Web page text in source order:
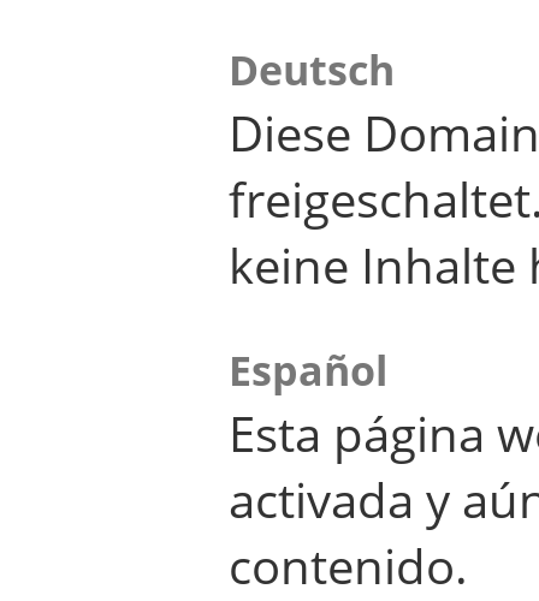
Deutsch
Diese
keine Inhalte
Español
Esta página
activada y
contenido.